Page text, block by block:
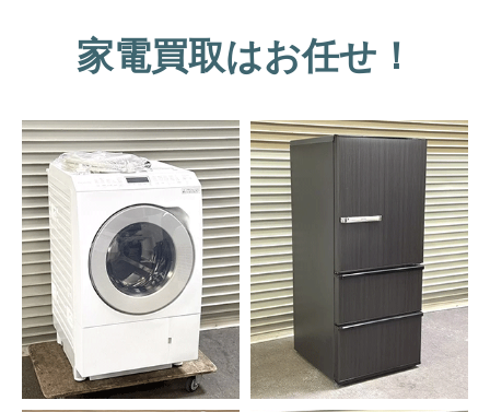
家電買取はお任せ！